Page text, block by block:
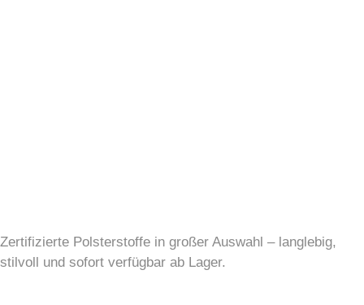
Zertifizierte Polsterstoffe in großer Auswahl – langlebig,
stilvoll und sofort verfügbar ab Lager.